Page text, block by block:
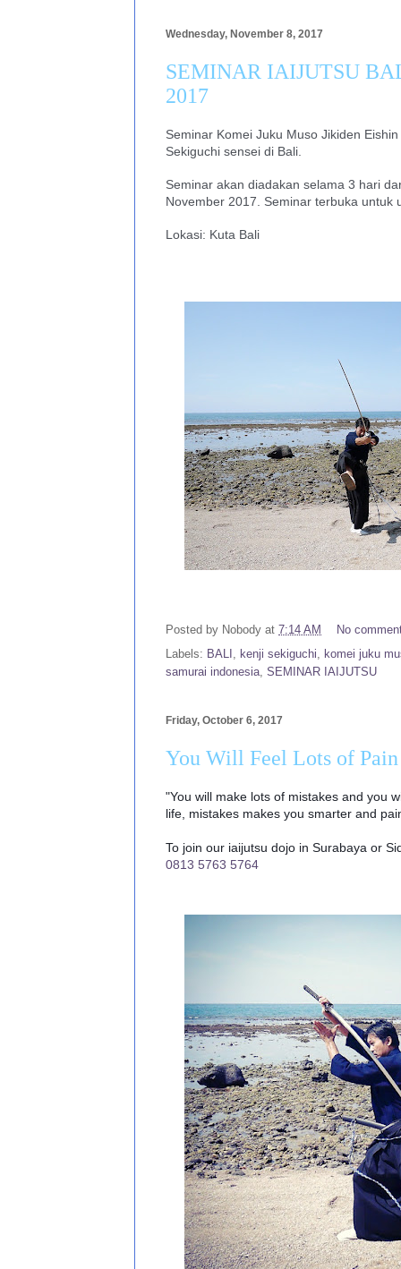
Wednesday, November 8, 2017
SEMINAR IAIJUTSU
2017
Seminar Komei Juku Muso Jikiden
Sekiguchi sensei di Bali.
Seminar akan diadakan selama 3 hari
November 2017. Seminar terbuka untuk
Lokasi: Kuta Bali
Posted by Nobody at 7:14 AM
No
Labels: BALI kenji sekiguchi
komei juku
samurai indonesia SEMINAR IAIJUTSU
Friday, October 6, 2017
You Will Feel Lots of Pain
"You will make lots of mistakes and you
life, mistakes makes you smarter and
To join our iaijutsu dojo in Surabaya or
0813 5763 5764